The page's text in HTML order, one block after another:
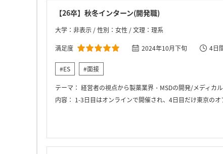
【26卒】秋冬インターン(開発職)
大学：非表示 / 性別：女性 / 文理：理系
満足度
2024年10月下旬 4日
#ES #面接
テーマ： 経営者の視点から製薬業界・MSDの開発/メディカ
内容： 1-3日目はオンラインで開催され、4日目だけ東京のオフィスで開催されました。4日間とも朝から晩までみっちりでした。4日とも同じ7人グループで活動しました。1-3目は座学が中心で